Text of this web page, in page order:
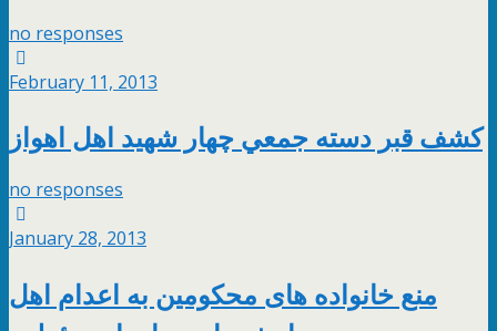
no responses
February 11, 2013
كشف قبر دسته جمعي چهار شهيد اهل اهواز
no responses
January 28, 2013
منع خانواده های محكومين به اعدام اهل